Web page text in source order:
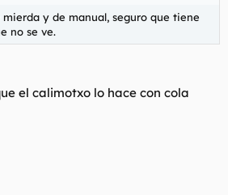
y de manual, seguro que tiene
no se ve.
el calimotxo lo hace con cola